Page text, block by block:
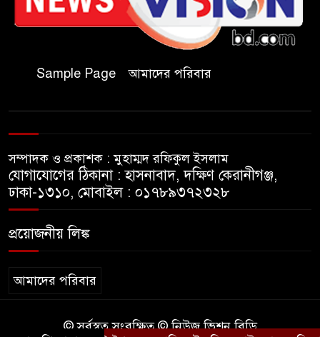
কমিটির সভাপতি নির্বাচিত মো.
আবদুল আলিম
জুলাই আন্দোলন হয়েছিল
যথাযথ মর্যাদায় ‘জুলাই দিবস’
পালন করছে তানযীমুল উম্মাহ
আলিম মাদ্রাসা
ইবির ৪৪ শিক্ষকের বিরুদ্ধে তদন্ত
Sample Page আমাদের পরিবার
সম্পাদক ও প্রকাশক : মুহাম্মদ রফিকুল ইসলাম
যোগাযোগের ঠিকানা : হাসনাবাদ, দক্ষিণ কেরানীগঞ্জ,
ঢাকা-১৩১০, মোবাইল : ০১৭৮৯৩৭২৩২৮
প্রয়োজনীয় লিঙ্ক
আমাদের পরিবার
© সর্বস্বত্ব সংরক্ষিত © নিউজ ভিশন বিডি